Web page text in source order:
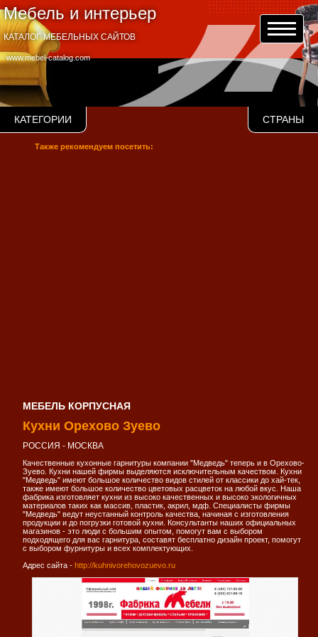
Мебель и интерьер
www.mebel-catalog.com
КАТАЛОГ МЕБЕЛЬНЫХ САЙТОВ
КАТЕГОРИИ СТРАНЫ
Также рекомендуем посетить:
МЕБЕЛЬ КОРПУСНАЯ
Кухни Орехово Зуево
РОССИЯ - МОСКВА
Качественные кухонные гарнитуры компании "Медведь" теперь и в Орехово-
Зуево. Кухни нашей фирмы выделяются исключительным качеством. Кухни
"Медведь" имеют большое количество видов стилей от классики до хай-тек,
также имеют большое количество цветовых расцветок на любой вкус. Наша
фабрика изготовляет кухни из высоко качественных и высоко экологичных
материалов таких как массив, пластик, акрил, мдф. Специалисты фирмы
"Медведь" ведут неустанный контроль качества, начиная с изготовления
продукции и до погрузки готовой кухни. Консультанты наших официальных
магазинов - это люди с большим опытом, помогут вам с выбором
подходящего для вас гарнитура, составят бесплатно дизайн проект, помогут
с выбором фурнитуры и всех комплектующих.
Адрес сайта - http://kuhnivorehovozuevo.ru